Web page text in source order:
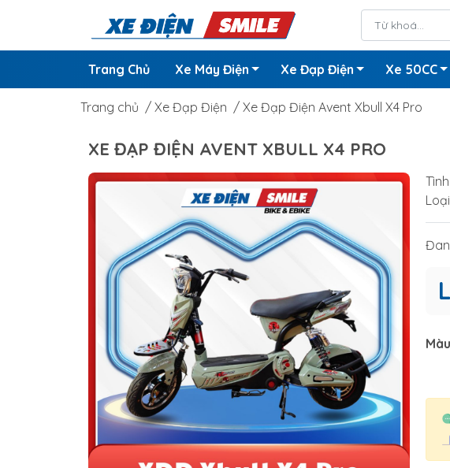
Trang Chủ Xe Máy Điện Xe Đạp Điện Xe 50CC
Trang chủ / Xe Đạp Điện / Xe Đạp Điện Avent Xbull X4 Pro
XE ĐẠP ĐIỆN AVENT XBULL X4 PRO